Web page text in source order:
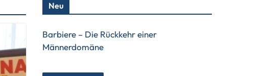
Neu
Barbiere – Die Rückkehr einer
Männerdomäne